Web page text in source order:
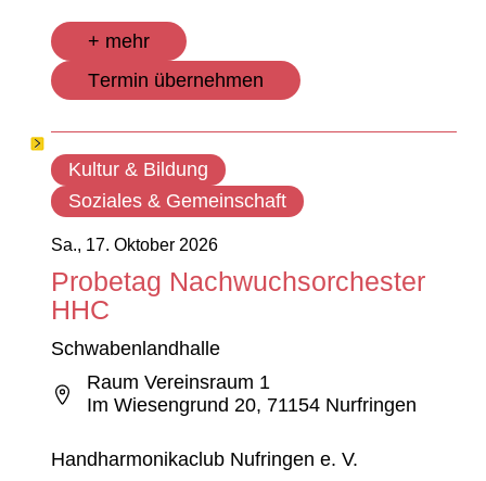
+ mehr
Termin übernehmen
Sa., 17. Oktober 2026
Probetag Nachwuchsorchester
HHC
Schwabenlandhalle
Raum Vereinsraum 1
Im Wiesengrund 20, 71154 Nurfringen
Handharmonikaclub Nufringen e. V.
Kultur & Bildung
Soziales & Gemeinschaft